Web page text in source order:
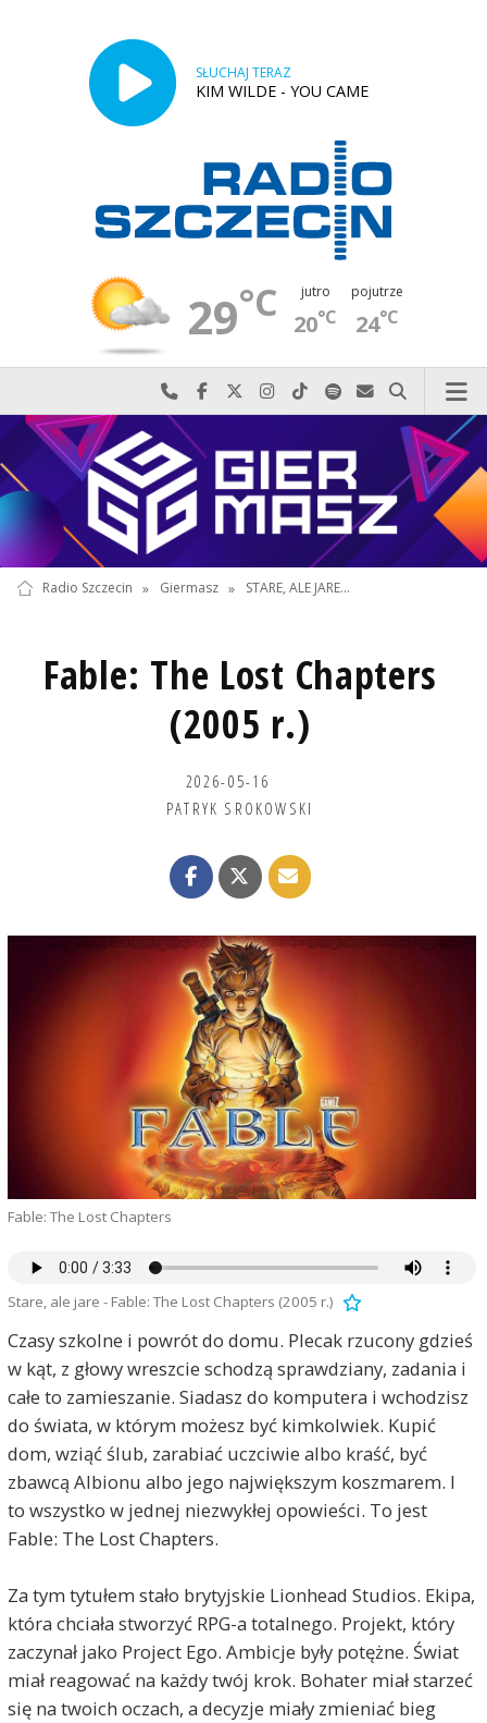
SŁUCHAJ TERAZ
KIM WILDE - YOU CAME
29°C jutro
20°C
pojutrze
24°C
Najlepiej po prostu do nas zadzwoń
Odwiedź nas na Facebook-u
Odwiedź nas na X
Odwiedź nas na Instagram-ie
Odwiedź nas na TikTok-u
Szukaj nas na Spotify
Wyślij do nas
Szukaj
Radio Szczecin » Giermasz » STARE, ALE JARE...
Fable: The Lost Chapters
(2005 r.)
2026-05-16
PATRYK SROKOWSKI
Fable: The Lost Chapters
Stare, ale jare - Fable: The Lost Chapters (2005 r.)
Czasy szkolne i powrót do domu. Plecak rzucony gdzieś
w kąt, z głowy wreszcie schodzą sprawdziany, zadania i
całe to zamieszanie. Siadasz do komputera i wchodzisz
do świata, w którym możesz być kimkolwiek. Kupić
dom, wziąć ślub, zarabiać uczciwie albo kraść, być
zbawcą Albionu albo jego największym koszmarem. I
to wszystko w jednej niezwykłej opowieści. To jest
Fable: The Lost Chapters.
Za tym tytułem stało brytyjskie Lionhead Studios. Ekipa,
która chciała stworzyć RPG-a totalnego. Projekt, który
zaczynał jako Project Ego. Ambicje były potężne. Świat
miał reagować na każdy twój krok. Bohater miał starzeć
się na twoich oczach, a decyzje miały zmieniać bieg